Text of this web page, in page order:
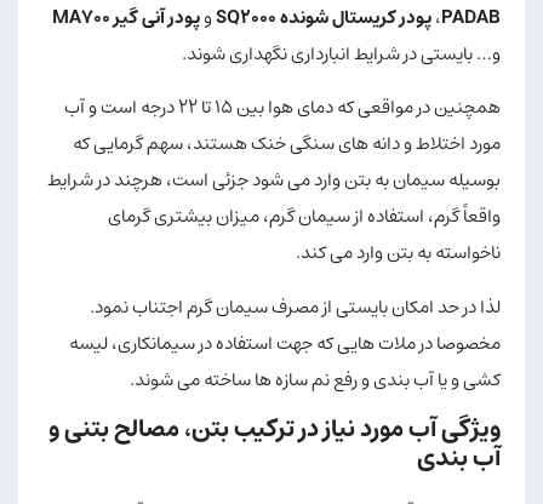
PADAB،پودرکریستال شونده SQ2000 وپودر آنی گیر MA700
و… بایستی در شرایط انبارداری نگهداری شوند.
همچنین در مواقعی که دمای هوا بین ۱۵ تا ۲۲ درجه است و آب
مورد اختلاط و دانه های سنگی خنک هستند، سهم گرمایی که
بوسیله سیمان به بتن وارد می شود جزئی است، هرچند در شرایط
واقعاً گرم، استفاده از سیمان گرم، میزان بیشتری گرمای
ناخواسته به بتن وارد می کند.
لذا در حد امکان بایستی از مصرف سیمان گرم اجتناب نمود.
مخصوصا در ملات هایی که جهت استفاده در سیمانکاری، لیسه
کشی و یا آب بندی و رفع نم سازه ها ساخته می شوند.
ویژگی آب مورد نیاز در ترکیب بتن، مصالح بتنی و
آب بندی